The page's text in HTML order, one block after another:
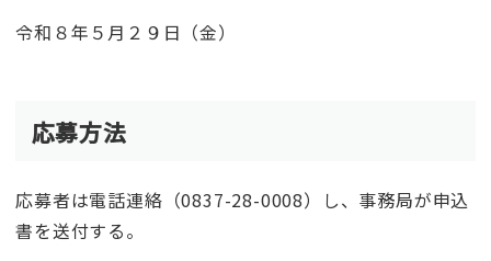
令和８年５月２９日（金）
応募方法
応募者は電話連絡（0837-28-0008）し、事務局が申込
書を送付する。